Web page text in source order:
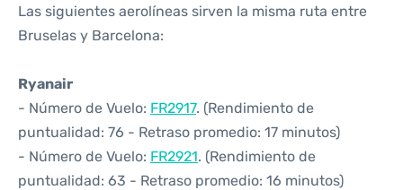
Las siguientes aerolíneas sirven la misma ruta entre
Bruselas y Barcelona:
Ryanair
- Número de Vuelo: FR2917. (Rendimiento de
puntualidad: 76 - Retraso promedio: 17 minutos)
- Número de Vuelo: FR2921. (Rendimiento de
puntualidad: 63 - Retraso promedio: 16 minutos)